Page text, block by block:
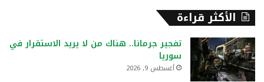
ن
الأكثر قراءة
تفجير جرمانا.. هناك من لا يريد الاستقرار في
سوريا
أغسطس 9, 2026